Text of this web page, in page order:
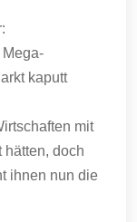
kaputt
mit
hätten, doch
ihnen nun die